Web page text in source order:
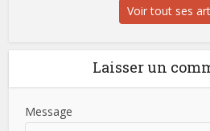
Voir tout ses
Laisser un
Message